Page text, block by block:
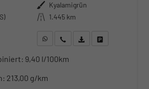
Außenfarbe Kyalamigrün
Kilometerstand 1.445 km
WhatsApp anfragen
Wir rufen Sie anFahrzeugexposé (PDF)
9,40 l/100km
213,00 g/km